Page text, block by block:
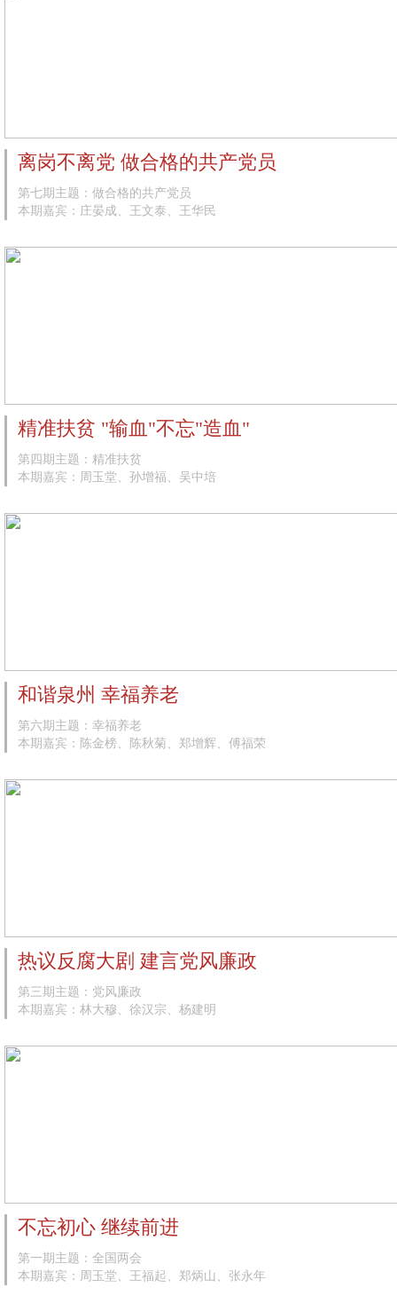
离岗不离党 做合格的共产党员
第七期主题：做合格的共产党员
本期嘉宾：庄晏成、王文泰、王华民
精准扶贫 "输血"不忘"造血"
第四期主题：精准扶贫
本期嘉宾：周玉堂、孙增福、吴中培
和谐泉州 幸福养老
第六期主题：幸福养老
本期嘉宾：陈金榜、陈秋菊、郑增辉、傅福荣
热议反腐大剧 建言党风廉政
第三期主题：党风廉政
本期嘉宾：林大穆、徐汉宗、杨建明
不忘初心 继续前进
第一期主题：全国两会
本期嘉宾：周玉堂、王福起、郑炳山、张永年